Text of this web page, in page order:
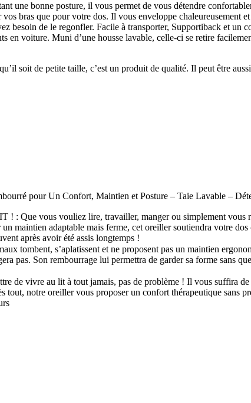
une bonne posture, il vous permet de vous détendre
bras que pour votre dos. Il vous enveloppe chaleureusement
besoin de le regonfler. Facile à transporter, Supportiback et un
en voiture. Muni d’une housse lavable, celle-ci se retire
soit de petite taille, c’est un produit de qualité. Il peut être
pour Un Confort, Maintien et Posture – Taie Lavable –
vous vouliez lire, travailler, manger ou simplement vous
maintien adaptable mais ferme, cet oreiller soutiendra votre
après avoir été assis longtemps !
s’aplatissent et ne proposent pas un maintien
pas. Son rembourrage lui permettra de garder sa forme sans
vivre au lit à tout jamais, pas de problème ! Il vous suffira
notre oreiller vous proposer un confort thérapeutique sans